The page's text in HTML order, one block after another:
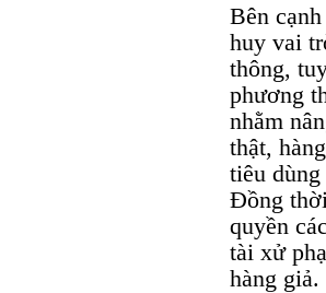
Bên
huy vai
thông,
phương
nhằm
thật,
tiêu
Đồng
quyền
tài xử
hàng giả.